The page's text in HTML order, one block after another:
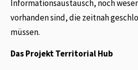
Informationsaustausch, noch
vorhanden sind, die zeitnah
müssen.
Das Projekt Territorial Hub